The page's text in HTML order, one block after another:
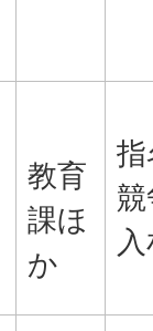
教育
課ほ
か
指